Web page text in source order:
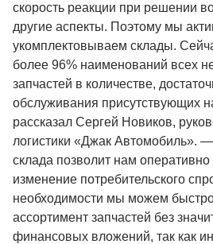
скорость реакции при решении
другие аспекты. Поэтому мы
укомплектовываем склады.
более 96% наименований всех
запчастей в количестве,
обслуживания присутствующих
рассказал Сергей Новиков,
логистики «Джак Автомобиль».
склада позволит нам оперативно
изменение потребительского
необходимости мы можем
ассортимент запчастей без
финансовых вложений, так как